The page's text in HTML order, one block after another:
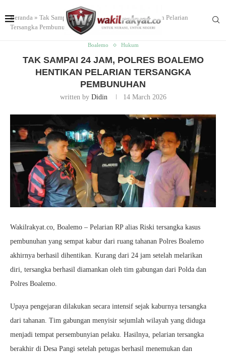
Beranda » Tak Sampai 24 Jam, Polres Boalemo Hentikan Pelarian
Tersangka Pembunuhan
Boalemo Hukum
TAK SAMPAI 24 JAM, POLRES BOALEMO
HENTIKAN PELARIAN TERSANGKA
PEMBUNUHAN
written by Didin 14 March 2026
Wakilrakyat.co, Boalemo – Pelarian RP alias Riski tersangka kasus
pembunuhan yang sempat kabur dari ruang tahanan Polres Boalemo
akhirnya berhasil dihentikan. Kurang dari 24 jam setelah melarikan
diri, tersangka berhasil diamankan oleh tim gabungan dari Polda dan
Polres Boalemo.
Upaya pengejaran dilakukan secara intensif sejak kaburnya tersangka
dari tahanan. Tim gabungan menyisir sejumlah wilayah yang diduga
menjadi tempat persembunyian pelaku. Hasilnya, pelarian tersangka
berakhir di Desa Pangi setelah petugas berhasil menemukan dan